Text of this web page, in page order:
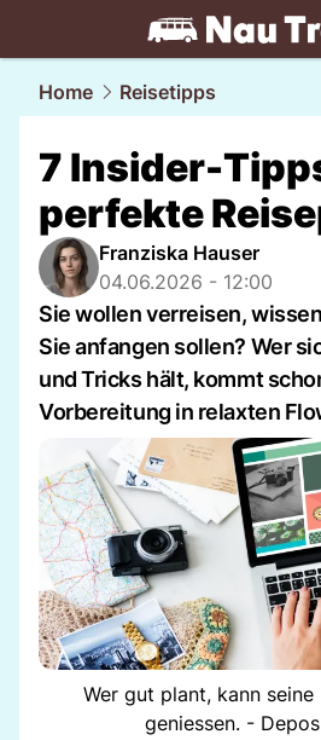
travel.NAU.ch
Home Reisetipps
7 Insider-
perfekte
Franziska Hauser
04.06.2026 - 12:00
Sie wollen verreisen,
Sie anfangen sollen? Wer
und Tricks hält, kommt
Vorbereitung in relaxten
Wer gut plant, kann seine
geniessen. -